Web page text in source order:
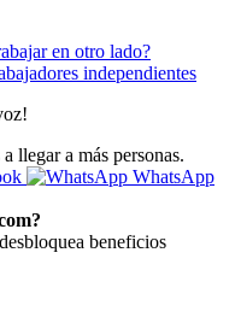
en otro lado?
independientes
llegar a más personas.
WhatsApp
beneficios